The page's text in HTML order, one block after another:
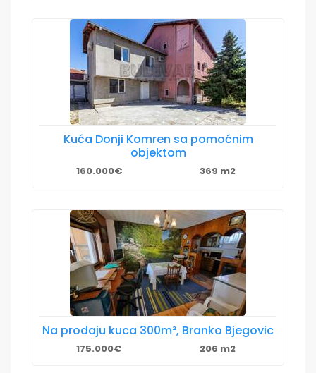
Kuća Donji Komren sa pomoćnim
objektom
160.000€ 369 m2
Na prodaju kuca 300m², Branko Bjegovic
175.000€ 206 m2